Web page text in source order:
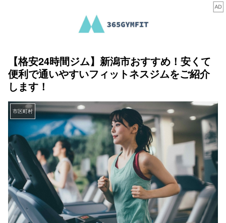
【格安24時間ジム】新潟市おすすめ！安くて
便利で通いやすいフィットネスジムをご紹介
します！
市区町村